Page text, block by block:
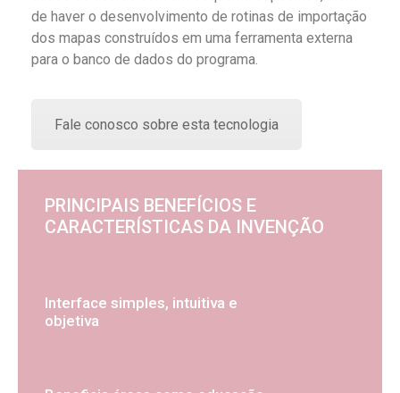
de haver o desenvolvimento de rotinas de importação
dos mapas construídos em uma ferramenta externa
para o banco de dados do programa.
Fale conosco sobre esta tecnologia
PRINCIPAIS BENEFÍCIOS E
CARACTERÍSTICAS DA INVENÇÃO
Interface simples, intuitiva e
objetiva